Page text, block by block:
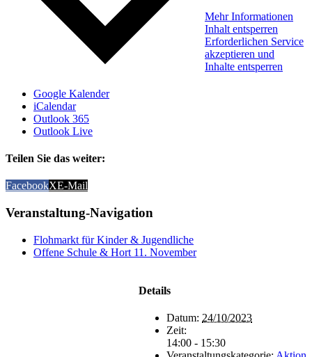
Google Kalender
iCalendar
Outlook 365
Outlook Live
Teilen Sie das weiter:
FacebookXE-Mail
Veranstaltung-Navigation
Flohmarkt für Kinder & Jugendliche
Offene Schule & Hort 11. November
Details
Datum: 24/10/2023
Zeit:
14:00 - 15:30
Mehr Informationen
Inhalt entsperren
Erforderlichen Service
akzeptieren und
Inhalte entsperren